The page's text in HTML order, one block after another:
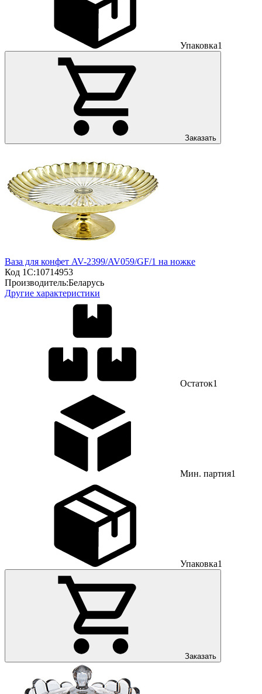
Упаковка1
Заказать
Ваза для конфет AV-2399/AV059/GF/1 на ножке
Код 1С:10714953
Производитель:Беларусь
Другие характеристики
Остаток1
Мин. партия1
Упаковка1
Заказать